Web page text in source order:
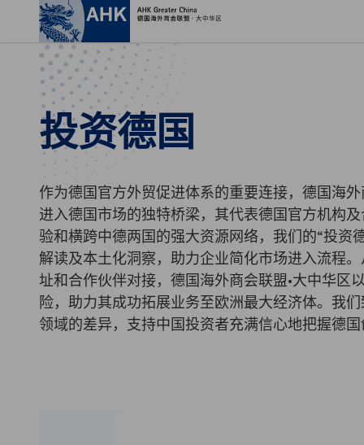
Chinese
投资德国
作为德国官方外贸促进体系的重要连接，德国海
进入德国市场的独特桥梁，其代表德国官方机构
验和横跨中德两国的强大资源网络，我们的“投资
解读及本土化洞察，助力企业简化市场进入流程
址和合作伙伴对接，德国海外商会联盟•大中华区
险，助力其成功拓展业务至欧洲最大经济体。我
领域的差异，支持中国投资者充满信心地把握德